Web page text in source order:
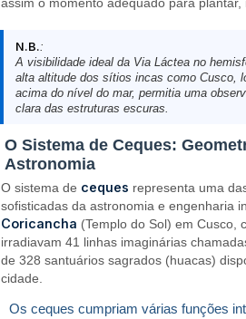
N.B.:
A visibilidade ideal da Via Láctea no
alta altitude dos sítios incas como Cusco,
acima do nível do mar, permitia uma
clara das estruturas escuras.
O Sistema de Ceques:
Astronomia
O sistema de ceques representa uma
sofisticadas da astronomia e engenharia
Coricancha (Templo do Sol) em Cusco,
irradiavam 41 linhas imaginárias
de 328 santuários sagrados (huacas)
cidade.
Os ceques cumpriam várias funções